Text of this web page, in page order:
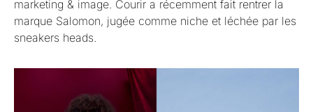
marketing & image. Courir a récemment fait rentrer la
marque Salomon, jugée comme niche et léchée par les
sneakers heads.